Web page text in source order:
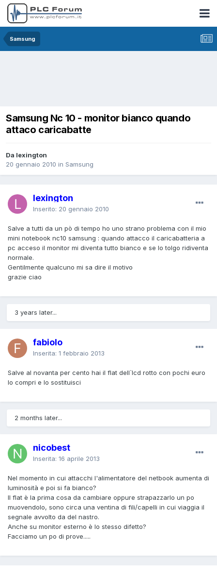
Samsung
Samsung Nc 10 - monitor bianco quando
attaco caricabatte
Da lexington
20 gennaio 2010 in Samsung
lexington
Inserito: 20 gennaio 2010
Salve a tutti da un pò di tempo ho uno strano problema con il mio
mini notebook nc10 samsung : quando attacco il caricabatteria a
pc acceso il monitor mi diventa tutto bianco e se lo tolgo ridiventa
normale.
Gentilmente qualcuno mi sa dire il motivo
grazie ciao
3 years later...
fabiolo
Inserita: 1 febbraio 2013
Salve al novanta per cento hai il flat dell`lcd rotto con pochi euro
lo compri e lo sostituisci
2 months later...
nicobest
Inserita: 16 aprile 2013
Nel momento in cui attacchi l'alimentatore del netbook aumenta di
luminosità e poi si fa bianco?
Il flat è la prima cosa da cambiare oppure strapazzarlo un po
muovendolo, sono circa una ventina di fili/capelli in cui viaggia il
segnale avvolto da del nastro.
Anche su monitor esterno è lo stesso difetto?
Facciamo un po di prove.....